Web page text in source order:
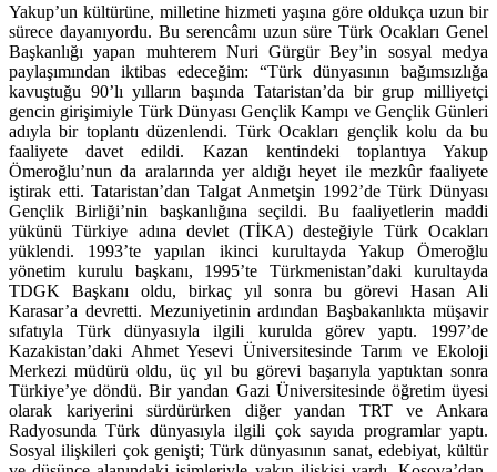
Yakup’un kültürüne, milletine hizmeti yaşına göre oldukça uzun bir
sürece dayanıyordu. Bu serencâmı uzun süre Türk Ocakları Genel
Başkanlığı yapan muhterem Nuri Gürgür Bey’in sosyal medya
paylaşımından iktibas edeceğim: “Türk dünyasının bağımsızlığa
kavuştuğu 90’lı yılların başında Tataristan’da bir grup milliyetçi
gencin girişimiyle Türk Dünyası Gençlik Kampı ve Gençlik Günleri
adıyla bir toplantı düzenlendi. Türk Ocakları gençlik kolu da bu
faaliyete davet edildi. Kazan kentindeki toplantıya Yakup
Ömeroğlu’nun da aralarında yer aldığı heyet ile mezkûr faaliyete
iştirak etti. Tataristan’dan Talgat Anmetşin 1992’de Türk Dünyası
Gençlik Birliği’nin başkanlığına seçildi. Bu faaliyetlerin maddi
yükünü Türkiye adına devlet (TİKA) desteğiyle Türk Ocakları
yüklendi. 1993’te yapılan ikinci kurultayda Yakup Ömeroğlu
yönetim kurulu başkanı, 1995’te Türkmenistan’daki kurultayda
TDGK Başkanı oldu, birkaç yıl sonra bu görevi Hasan Ali
Karasar’a devretti. Mezuniyetinin ardından Başbakanlıkta müşavir
sıfatıyla Türk dünyasıyla ilgili kurulda görev yaptı. 1997’de
Kazakistan’daki Ahmet Yesevi Üniversitesinde Tarım ve Ekoloji
Merkezi müdürü oldu, üç yıl bu görevi başarıyla yaptıktan sonra
Türkiye’ye döndü. Bir yandan Gazi Üniversitesinde öğretim üyesi
olarak kariyerini sürdürürken diğer yandan TRT ve Ankara
Radyosunda Türk dünyasıyla ilgili çok sayıda programlar yaptı.
Sosyal ilişkileri çok genişti; Türk dünyasının sanat, edebiyat, kültür